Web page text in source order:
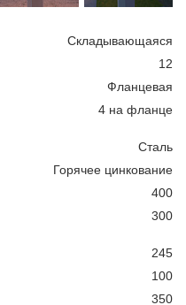
Складывающаяся
12
Фланцевая
4 на фланце
Сталь
Горячее цинкование
400
300
245
100
350